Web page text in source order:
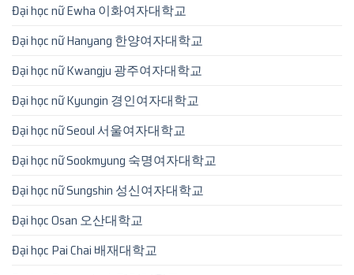
Đại học nữ Ewha 이화여자대학교
Đại học nữ Hanyang 한양여자대학교
Đại học nữ Kwangju 광주여자대학교
Đại học nữ Kyungin 경인여자대학교
Đại học nữ Seoul 서울여자대학교
Đại học nữ Sookmyung 숙명여자대학교
Đại học nữ Sungshin 성신여자대학교
Đại học Osan 오산대학교
Đại học Pai Chai 배재대학교